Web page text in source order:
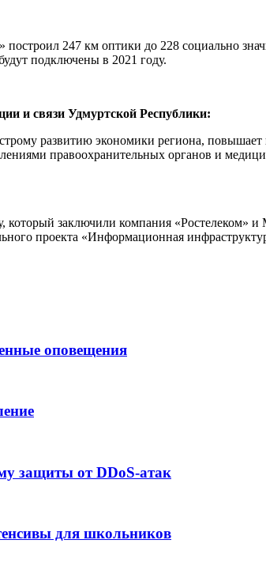
построил 247 км оптики до 228 социально
подключены в 2021 году.
и связи Удмуртской Республики:
развитию экономики региона,
правоохранительных органов и
который заключили компания
проекта «Информационная
оповещения
защиты от DDoS-атак
для школьников